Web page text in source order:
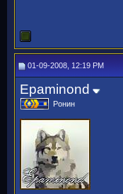
01-09-2008, 12:19 PM
Epaminond
Ронин